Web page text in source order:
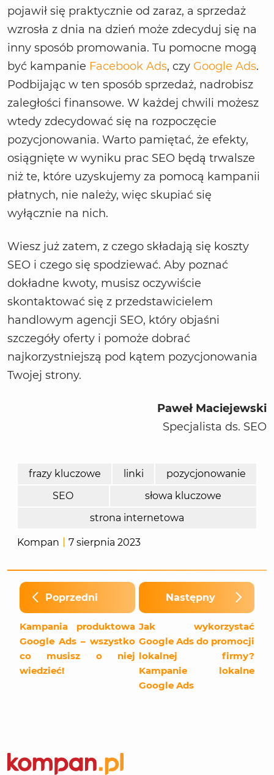
pojawił się praktycznie od zaraz, a sprzedaż
wzrosła z dnia na dzień może zdecyduj się na
inny sposób promowania. Tu pomocne mogą
być kampanie Facebook Ads, czy Google Ads.
Podbijając w ten sposób sprzedaż, nadrobisz
zaległości finansowe. W każdej chwili możesz
wtedy zdecydować się na rozpoczęcie
pozycjonowania. Warto pamiętać, że efekty,
osiągnięte w wyniku prac SEO będą trwalsze
niż te, które uzyskujemy za pomocą kampanii
płatnych, nie należy, więc skupiać się
wyłącznie na nich.
Wiesz już zatem, z czego składają się koszty
SEO i czego się spodziewać. Aby poznać
dokładne kwoty, musisz oczywiście
skontaktować się z przedstawicielem
handlowym agencji SEO, który objaśni
szczegóły oferty i pomoże dobrać
najkorzystniejszą pod kątem pozycjonowania
Twojej strony.
Paweł Maciejewski
Specjalista ds. SEO
frazy kluczowe linki
pozycjonowanie
SEO
słowa kluczowe
strona internetowa
Kompan 7 sierpnia 2023
Poprzedni
Kampania produktowa
Google Ads – wszystko
co musisz o niej
wiedzieć!
Następny
Jak wykorzystać
Google Ads do promocji
lokalnej firmy?
Kampanie lokalne
Google Ads